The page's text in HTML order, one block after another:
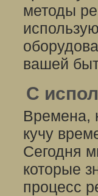
методы
вашей
С
Времена,
кучу
Сегодня
которые
процесс